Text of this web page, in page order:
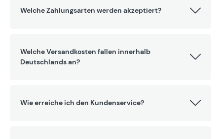
Welche Zahlungsarten werden akzeptiert?
Welche Versandkosten fallen innerhalb
Deutschlands an?
Wie erreiche ich den Kundenservice?